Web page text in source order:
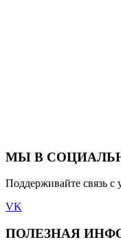
МЫ В
Поддерживайте связь
VK
ПОЛЕЗНАЯ